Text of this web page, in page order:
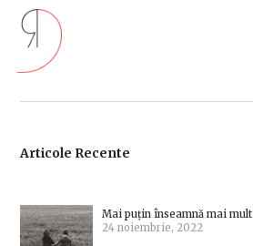
Articole Recente
Mai puțin înseamnă mai mult
24 noiembrie, 2022